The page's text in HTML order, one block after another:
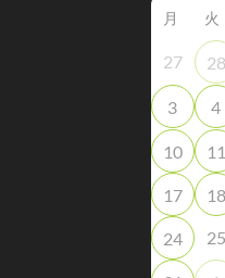
月 火
27 28
3 4
10 11
17 18
24 25